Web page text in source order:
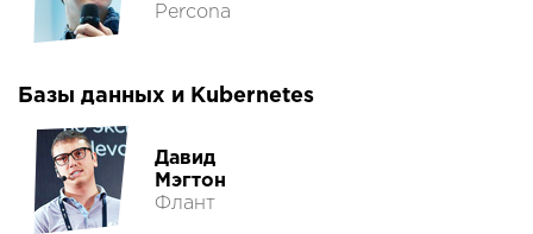
Percona
Базы данных и Kubernetes
Давид
Мэгтон
Флант